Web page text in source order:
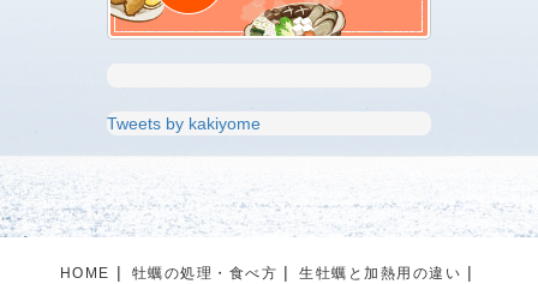
Tweets by kakiyome
HOME 牡蠣の処理・食べ方
生牡蠣と加熱用の違い